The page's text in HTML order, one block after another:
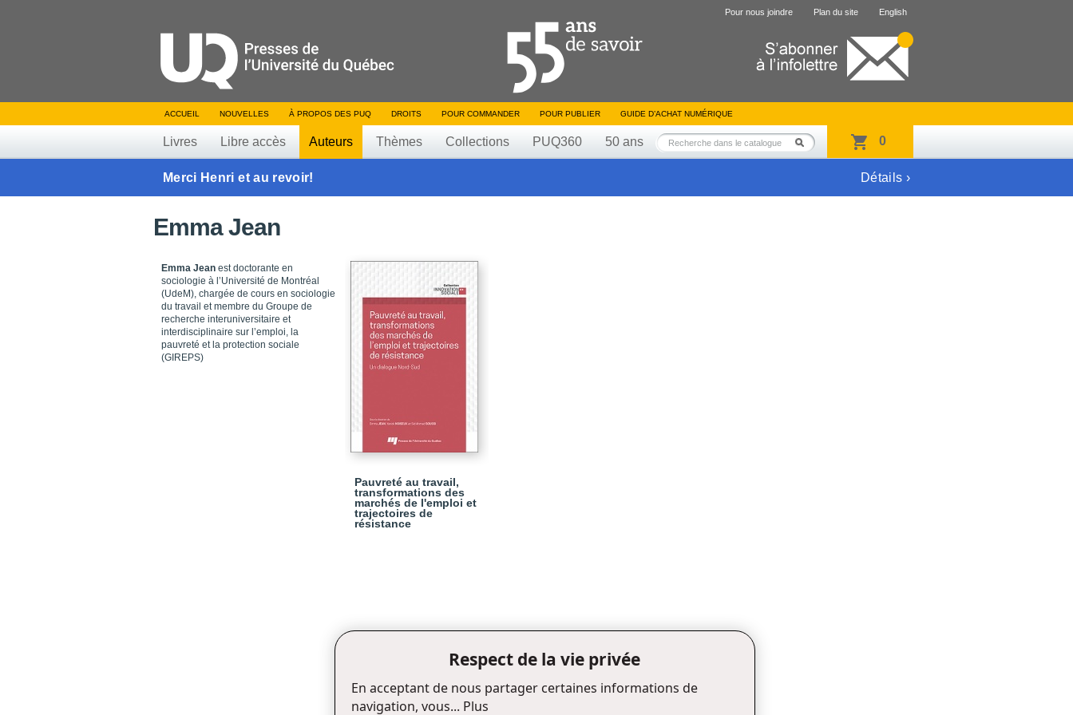
Pour nous joindre Plan du site English
ACCUEIL NOUVELLES À PROPOS DES PUQ DROITS POUR COMMANDER POUR PUBLIER GUIDE D’ACHAT NUMÉRIQUE
Livres Libre accès Auteurs Thèmes Collections PUQ360 50 ans 0
Merci Henri et au revoir! Détails ›
Emma Jean
Emma Jean est doctorante en
sociologie à l’Université de Montréal
(UdeM), chargée de cours en sociologie
du travail et membre du Groupe de
recherche interuniversitaire et
interdisciplinaire sur l’emploi, la
pauvreté et la protection sociale
(GIREPS)
Pauvreté au travail,
transformations des
marchés de l'emploi et
trajectoires de
résistance
Respect de la vie privée
En acceptant de nous partager certaines informations de
navigation, vous... Plus